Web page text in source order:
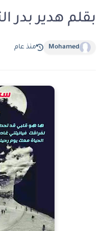
بقلم هدير بدر
Mohamed منذ عام